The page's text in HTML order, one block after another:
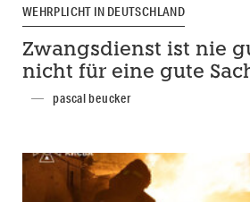
WEHRPLICHT IN DEUTSCHLAND
Zwangsdienst ist nie
nicht für eine gute
pascal beucker